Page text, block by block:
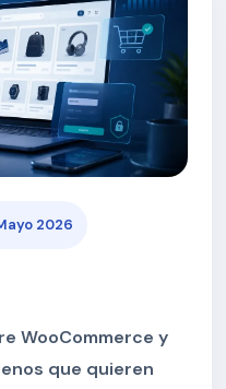
2026
WooCommerce y
que quieren